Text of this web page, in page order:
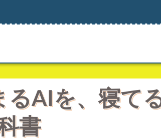
るAIを、寝て
書